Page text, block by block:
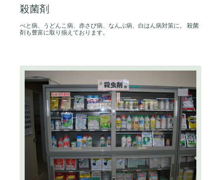
殺菌剤
べと病、うどんこ病、赤さび病、なんぶ病、白はん病対策に。 殺菌
剤も豊富に取り揃えております。